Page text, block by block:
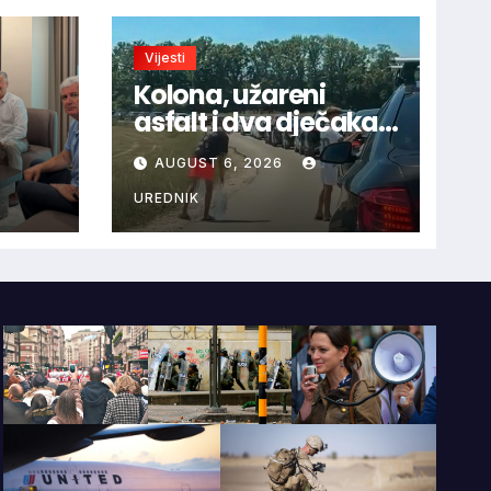
uz
Vijesti
Kolona, užareni
asfalt i dva dječaka
velikog srca: Priča s
granice oduševila
regiju
AUGUST 6, 2026
UREDNIK